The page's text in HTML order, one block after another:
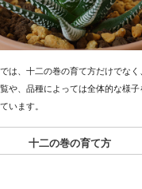
は、十二の巻の育て方だけでな
や、品種によっては全体的な様子
います。
十二の巻の育て方